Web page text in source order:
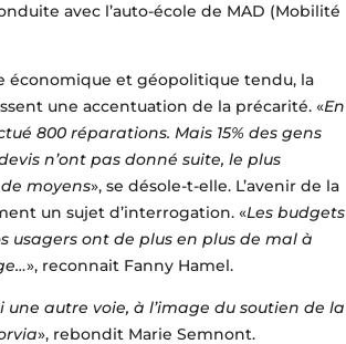
avec l’auto-école de MAD (Mobilité
économique et géopolitique tendu, la
une accentuation de la précarité. «En
800 réparations. Mais 15% des gens
n’ont pas donné suite, le plus
moyens», se désole-t-elle. L’avenir de la
un sujet d’interrogation. «Les budgets
usagers ont de plus en plus de mal à
», reconnait Fanny Hamel.
une autre voie, à l’image du soutien de la
», rebondit Marie Semnont.